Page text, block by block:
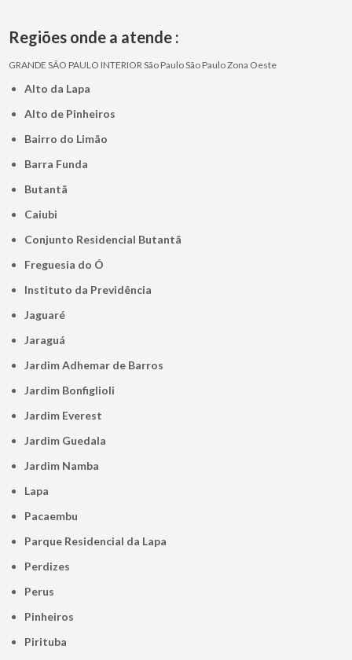
Regiões onde a atende :
GRANDE SÃO PAULO INTERIORSão PauloSão PauloZona Oeste
Alto da Lapa
Alto de Pinheiros
Bairro do Limão
Barra Funda
Butantã
Caiubi
Conjunto Residencial Butantã
Freguesia do Ó
Instituto da Previdência
Jaguaré
Jaraguá
Jardim Adhemar de Barros
Jardim Bonfiglioli
Jardim Everest
Jardim Guedala
Jardim Namba
Lapa
Pacaembu
Parque Residencial da Lapa
Perdizes
Perus
Pinheiros
Pirituba